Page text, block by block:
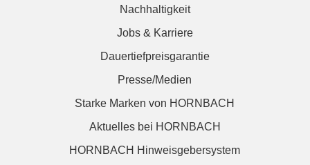
Nachhaltigkeit
Jobs & Karriere
Dauertiefpreisgarantie
Presse/Medien
Starke Marken von HORNBACH
Aktuelles bei HORNBACH
HORNBACH Hinweisgebersystem